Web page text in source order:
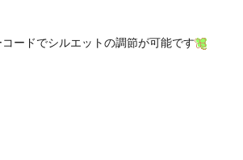
ードでシルエットの調節が可能です